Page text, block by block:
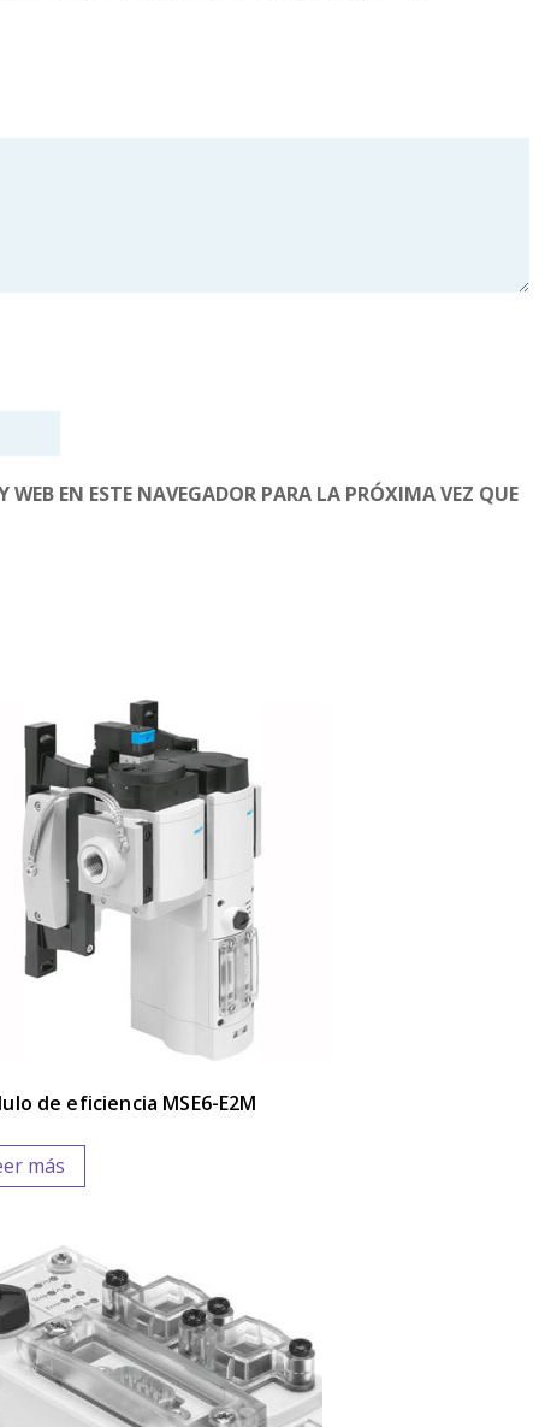
EN ESTE NAVEGADOR PARA LA PRÓXIMA VEZ QUE
de eficiencia MSE6-E2M
más